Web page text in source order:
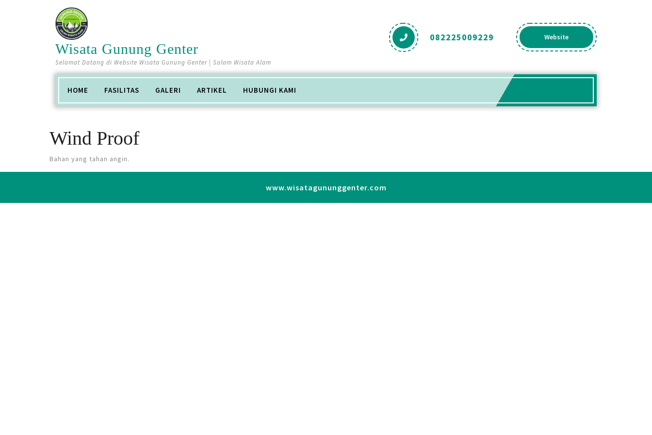
Wisata Gunung Genter
Selamat Datang di Website Wisata Gunung Genter | Salam Wisata Alam
082225009229 WebsiteGet
A
HOME FASILITAS GALERI ARTIKEL HUBUNGI KAMI
Wind Proof
Bahan yang tahan angin.
www.wisatagununggenter.com